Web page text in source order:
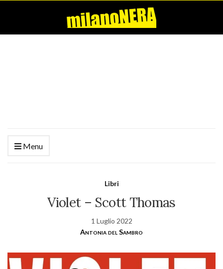
Menu
Libri
Violet – Scott Thomas
1 Luglio 2022
Antonia del Sambro